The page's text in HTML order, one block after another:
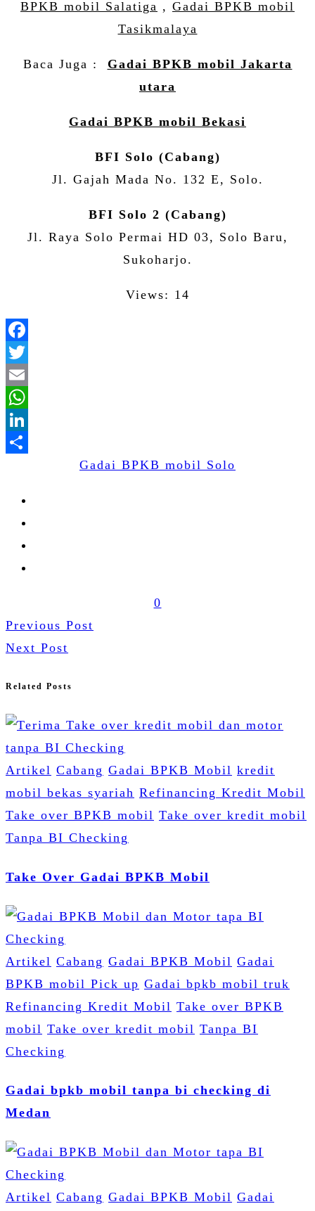
BPKB mobil Salatiga , Gadai BPKB mobil
Tasikmalaya
Baca Juga : Gadai BPKB mobil Jakarta
utara
Gadai BPKB mobil Bekasi
BFI Solo (Cabang)
Jl. Gajah Mada No. 132 E, Solo.
BFI Solo 2 (Cabang)
Jl. Raya Solo Permai HD 03, Solo Baru,
Sukoharjo.
Views: 14
Share
Gadai BPKB mobil Solo
0
Previous Post
Next Post
Related Posts
Artikel Cabang Gadai BPKB Mobil kredit
mobil bekas syariah Refinancing Kredit Mobil
Take over BPKB mobil Take over kredit mobil
Tanpa BI Checking
Take Over Gadai BPKB Mobil
Artikel Cabang Gadai BPKB Mobil Gadai
BPKB mobil Pick up Gadai bpkb mobil truk
Refinancing Kredit Mobil Take over BPKB
mobil Take over kredit mobil Tanpa BI
Checking
Gadai bpkb mobil tanpa bi checking di
Medan
Artikel Cabang Gadai BPKB Mobil Gadai